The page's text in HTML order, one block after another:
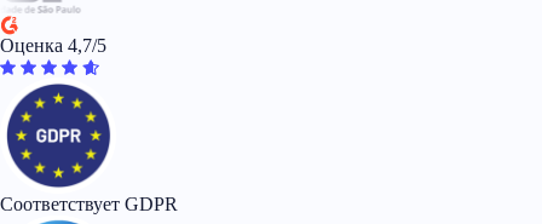
Оценка 4,7/5
Соответствует GDPR